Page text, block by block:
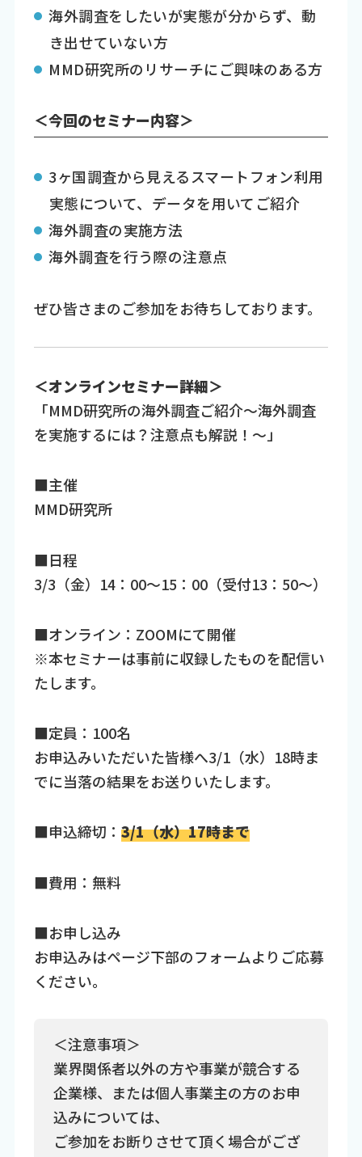
海外調査をしたいが実態が分からず、動
き出せていない方
MMD研究所のリサーチにご興味のある方
＜今回のセミナー内容＞
3ヶ国調査から見えるスマートフォン利用
実態について、データを用いてご紹介
海外調査の実施方法
海外調査を行う際の注意点
ぜひ皆さまのご参加をお待ちしております。
＜オンラインセミナー詳細＞
「MMD研究所の海外調査ご紹介～海外調査
を実施するには？注意点も解説！～」
■主催
MMD研究所
■日程
3/3（金）14：00～15：00（受付13：50～）
■オンライン：ZOOMにて開催
※本セミナーは事前に収録したものを配信い
たします。
■定員：100名
お申込みいただいた皆様へ3/1（水）18時ま
でに当落の結果をお送りいたします。
■申込締切： 3/1（水）17時まで
■費用：無料
■お申し込み
お申込みはページ下部のフォームよりご応募
ください。
＜注意事項＞
業界関係者以外の方や事業が競合する
企業様、または個人事業主の方のお申
込みについては、
ご参加をお断りさせて頂く場合がござ